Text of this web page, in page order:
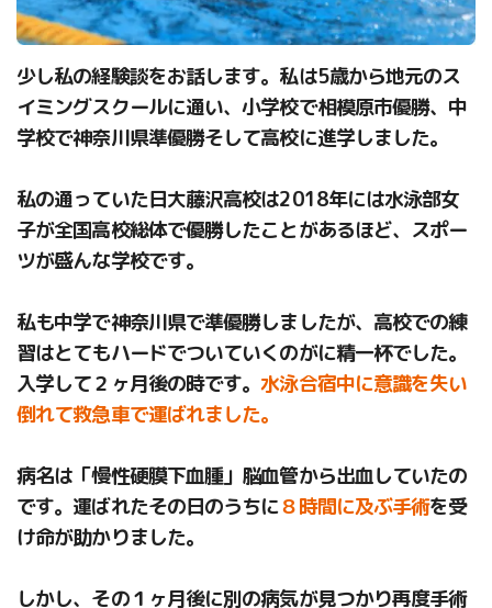
少し私の経験談をお話します。私は5歳から地元のス
イミングスクールに通い、小学校で相模原市優勝、中
学校で神奈川県準優勝そして高校に進学しました。
私の通っていた日大藤沢高校は2018年には水泳部女
子が全国高校総体で優勝したことがあるほど、スポー
ツが盛んな学校です。
私も中学で神奈川県で準優勝しましたが、高校での練
習はとてもハードでついていくのがに精一杯でした。
入学して２ヶ月後の時です。水泳合宿中に意識を失い
倒れて救急車で運ばれました。
病名は「慢性硬膜下血腫」脳血管から出血していたの
です。運ばれたその日のうちに８時間に及ぶ手術を受
け命が助かりました。
しかし、その１ヶ月後に別の病気が見つかり再度手術